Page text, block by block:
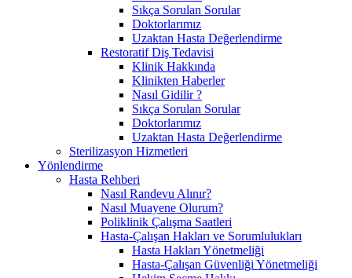
Sıkça Sorulan Sorular
Doktorlarımız
Uzaktan Hasta Değerlendirme
Restoratif Diş Tedavisi
Klinik Hakkında
Klinikten Haberler
Nasıl Gidilir ?
Sıkça Sorulan Sorular
Doktorlarımız
Uzaktan Hasta Değerlendirme
Sterilizasyon Hizmetleri
Yönlendirme
Hasta Rehberi
Nasıl Randevu Alınır?
Nasıl Muayene Olurum?
Poliklinik Çalışma Saatleri
Hasta-Çalışan Hakları ve Sorumlulukları
Hasta Hakları Yönetmeliği
Hasta-Çalışan Güvenliği Yönetmeliği